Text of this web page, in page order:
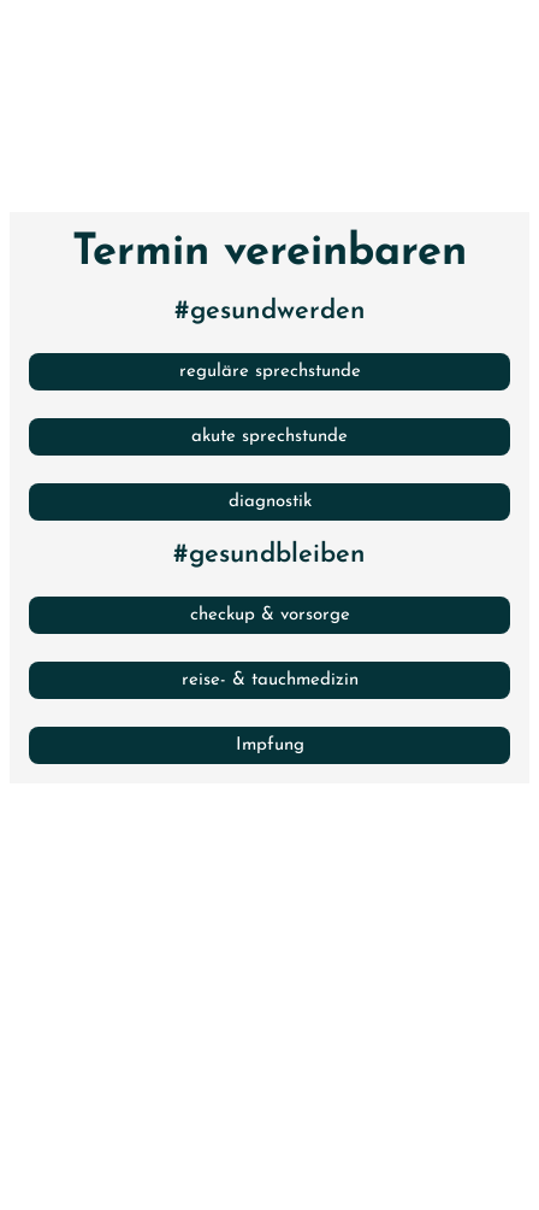
Termin vereinbaren
#gesundwerden
reguläre sprechstunde
akute sprechstunde
diagnostik
#gesundbleiben
checkup & vorsorge
reise- & tauchmedizin
Impfung